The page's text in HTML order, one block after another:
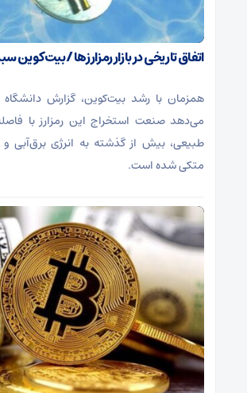
اتفاق تاریخی در بازار رمزارزها / بیت‌کوین
همزمان با رشد بیت‌کوین، گزارش
می‌دهد صنعت استخراج این رمزارز با
طبیعی، بیش از گذشته به انرژی برق‌آبی و
متکی شده است.